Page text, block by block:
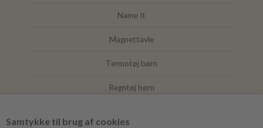
Samtykke til brug af cookies
Name It
Magnettavle
Termotøj børn
Regntøj børn